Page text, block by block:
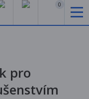
0
pro